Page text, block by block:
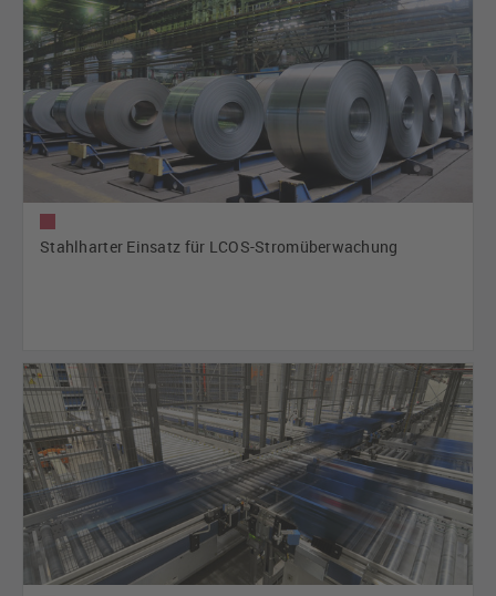
Stahlharter Einsatz für LCOS-Stromüberwachung